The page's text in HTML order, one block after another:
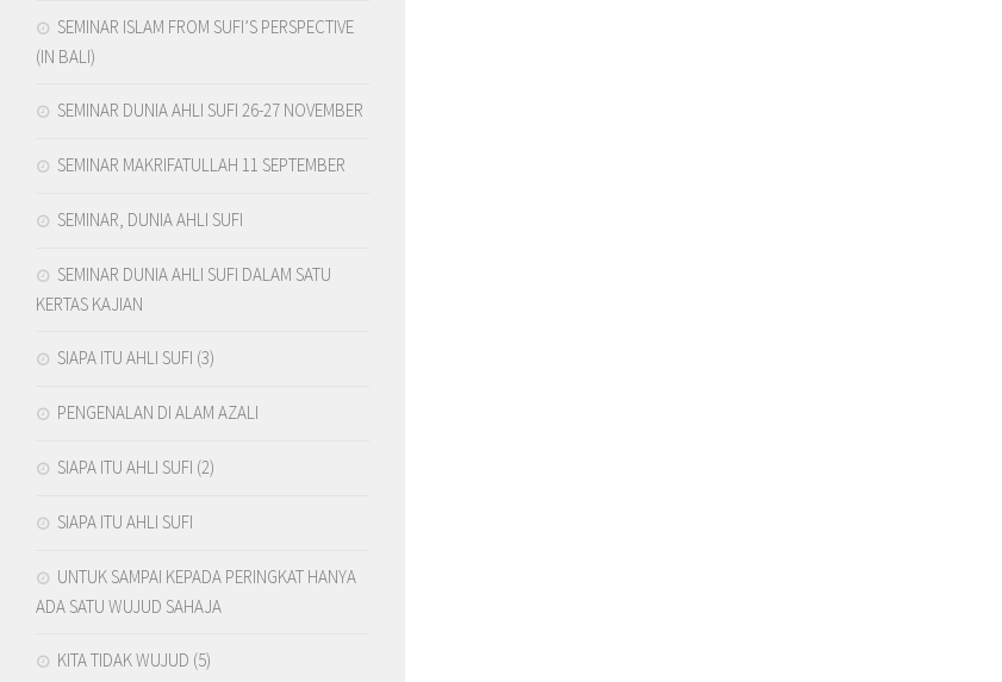
SEMINAR ISLAM FROM SUFI’S PERSPECTIVE
(IN BALI)
SEMINAR DUNIA AHLI SUFI 26-27 NOVEMBER
SEMINAR MAKRIFATULLAH 11 SEPTEMBER
SEMINAR, DUNIA AHLI SUFI
SEMINAR DUNIA AHLI SUFI DALAM SATU
KERTAS KAJIAN
SIAPA ITU AHLI SUFI (3)
PENGENALAN DI ALAM AZALI
SIAPA ITU AHLI SUFI (2)
SIAPA ITU AHLI SUFI
UNTUK SAMPAI KEPADA PERINGKAT HANYA
ADA SATU WUJUD SAHAJA
KITA TIDAK WUJUD (5)